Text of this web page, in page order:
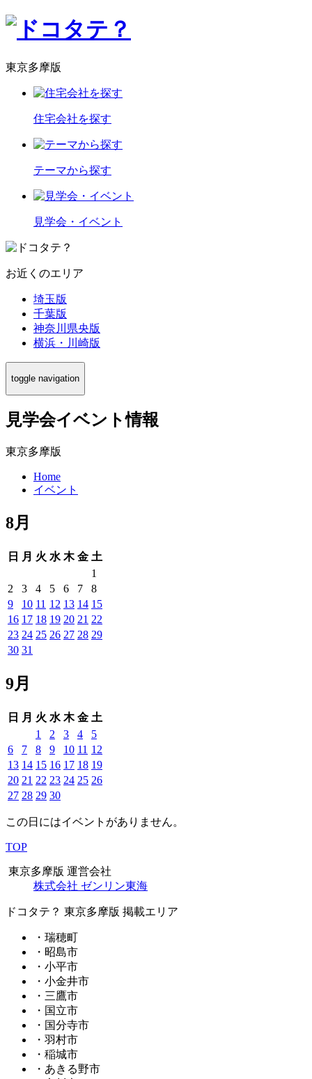
東京多摩版
住宅会社を探す
テーマから探す
見学会・イベント
お近くのエリア
埼玉版
千葉版
神奈川県央版
横浜・川崎版
toggle navigation
見学会イベント情報
東京多摩版
Home
イベント
8月
日 月 火 水 木 金 土
1
2
3 4 5 6 7
8
9
10 11 12 13 14 15
16 17 18 19 20 21 22
23 24 25 26 27 28 29
30 31
9月
日 月 火 水 木 金 土
1
2 3 4
5
6
7 8 9 10 11 12
13 14 15 16 17 18 19
20 21 22 23 24 25 26
27 28 29 30
この日にはイベントがありません。
TOP
東京多摩版 運営会社
株式会社 ゼンリン東海
ドコタテ？ 東京多摩版 掲載エリア
・瑞穂町
・昭島市
・小平市
・小金井市
・三鷹市
・国立市
・国分寺市
・羽村市
・稲城市
・あきる野市